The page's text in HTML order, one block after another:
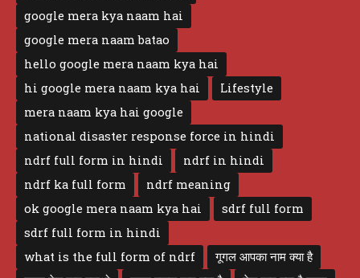
google mera kya naam hai
google mera naam batao
hello google mera naam kya hai
hi google mera naam kya hai
Lifestyle
mera naam kya hai google
national disaster response force in hindi
ndrf full form in hindi
ndrf in hindi
ndrf ka full form
ndrf meaning
ok google mera naam kya hai
sdrf full form
sdrf full form in hindi
what is the full form of ndrf
गूगल आपका नाम क्या है